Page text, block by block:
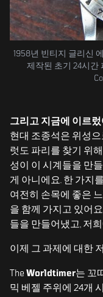
1958년 빈티지 글리신
제작된 초기 24시간
그리고 지금에 이르
현대 조종석은 위성
럿도 파리를 찾기 위
성이 이 시계들을 만
게 아니에요. 한 가지
여전히 손목에 좋은
을 함께 가지고 있어
들을 만들어냈고, 저
이제 그 과제에 대한
The Worldtimer는 꼬
믹 베젤 주위에 24개